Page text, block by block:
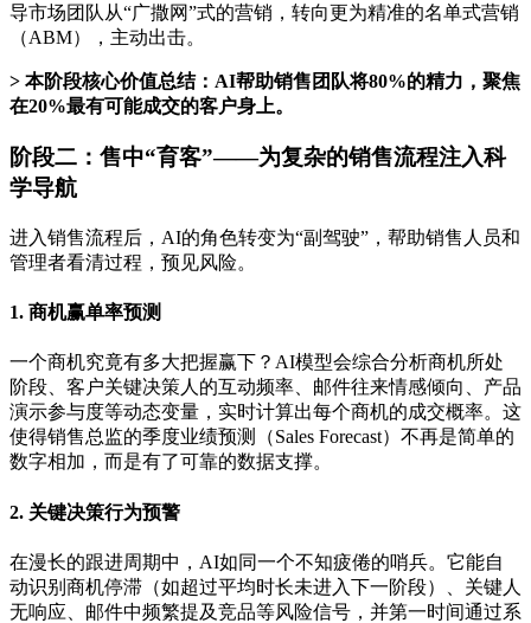
导市场团队从“广撒网”式的营销，转向更为精准的名单式营销
（ABM），主动出击。
> 本阶段核心价值总结：AI帮助销售团队将80%的精力，聚焦
在20%最有可能成交的客户身上。
阶段二：售中“育客”——为复杂的销售流程注入科
学导航
进入销售流程后，AI的角色转变为“副驾驶”，帮助销售人员和
管理者看清过程，预见风险。
1. 商机赢单率预测
一个商机究竟有多大把握赢下？AI模型会综合分析商机所处
阶段、客户关键决策人的互动频率、邮件往来情感倾向、产品
演示参与度等动态变量，实时计算出每个商机的成交概率。这
使得销售总监的季度业绩预测（Sales Forecast）不再是简单的
数字相加，而是有了可靠的数据支撑。
2. 关键决策行为预警
在漫长的跟进周期中，AI如同一个不知疲倦的哨兵。它能自
动识别商机停滞（如超过平均时长未进入下一阶段）、关键人
无响应、邮件中频繁提及竞品等风险信号，并第一时间通过系